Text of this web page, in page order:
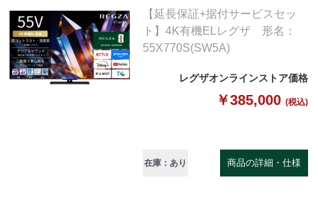
【延長保証+据付サービスセッ
ト】4K有機ELレグザ 形名：
55X770S(SW5A)
レグザオンラインストア価格
￥385,000 (税込)
在庫：あり 商品の詳細・仕様